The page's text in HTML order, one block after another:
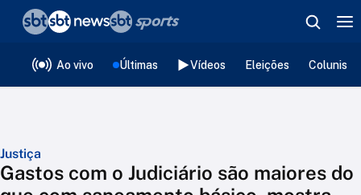
Ao vivo Últimas Vídeos Eleições
Justiça
Gastos com o Judiciário são maiores do
❮voltar
Editorias